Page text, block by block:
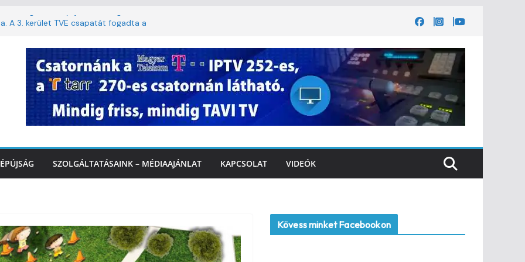
szolgáltatásnyújtás a hőségriadó alatt
a tűzoltók dolgát Marcalinál
közlekedésért, elektromos
felfrissülés: jövő héten újra berobban
SZOLGÁLTATÁSAINK – MÉDIAAJÁNLAT KAPCSOLAT VIDEÓK
Kövess minket Facebookon